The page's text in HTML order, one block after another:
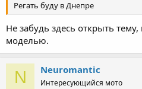
Регать буду в Днепре
Не забудь здесь открыть
моделью.
N Neuromantic
Интересующийся мото